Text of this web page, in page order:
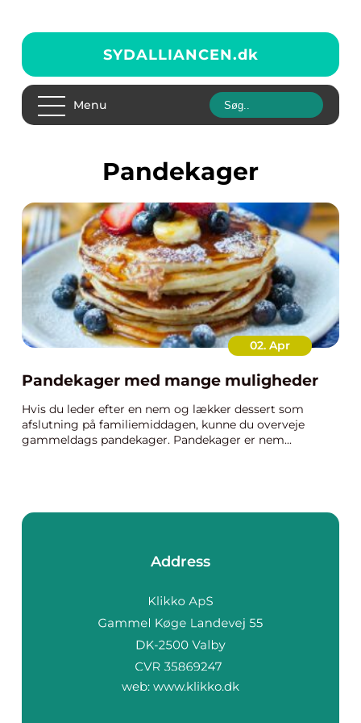
SYDALLIANCEN.dk
Menu
pandekager
02. Apr
Pandekager med mange muligheder
Hvis du leder efter en nem og lækker dessert som
afslutning på familiemiddagen, kunne du overveje
gammeldags pandekager. Pandekager er nem...
Address
web: www.klikko.dk